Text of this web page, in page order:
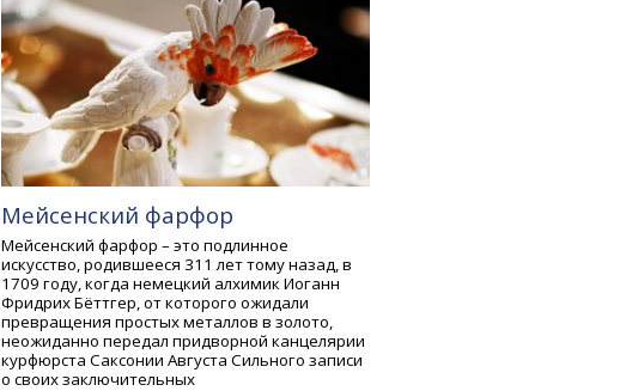
Мейсенский фарфор
Мейсенский фарфор – это подлинное
искусство, родившееся 311 лет тому назад, в
1709 году, когда немецкий алхимик Иоганн
Фридрих Бёттгер, от которого ожидали
превращения простых металлов в золото,
неожиданно передал придворной канцелярии
курфюрста Саксонии Aвгуста Сильного записи
о своих заключительных